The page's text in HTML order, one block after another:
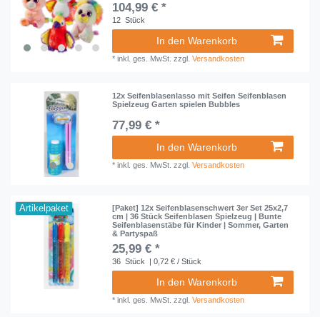
104,99 € *
12 Stück
In den Warenkorb
*inkl. ges. MwSt. zzgl.Versandkosten
12x Seifenblasenlasso mit Seifen Seifenblasen
Spielzeug Garten spielen Bubbles
77,99 € *
In den Warenkorb
*inkl. ges. MwSt. zzgl.Versandkosten
Artikelpaket
[Paket] 12x Seifenblasenschwert 3er Set 25x2,7
cm | 36 Stück Seifenblasen Spielzeug | Bunte
Seifenblasenstäbe für Kinder | Sommer, Garten
& Partyspaß
25,99 € *
36 Stück | 0,72 € / Stück
In den Warenkorb
*inkl. ges. MwSt. zzgl.Versandkosten